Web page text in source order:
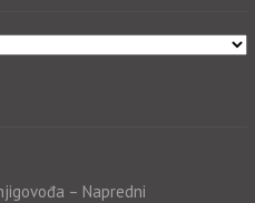
– Napredni